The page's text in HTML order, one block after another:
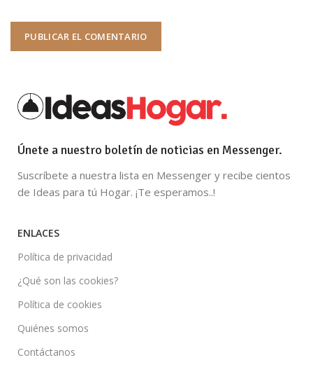
Únete a nuestro boletín de noticias en Messenger.
Suscríbete a nuestra lista en Messenger y recibe cientos
de Ideas para tú Hogar. ¡Te esperamos..!
ENLACES
Política de privacidad
¿Qué son las cookies?
Política de cookies
Quiénes somos
Contáctanos